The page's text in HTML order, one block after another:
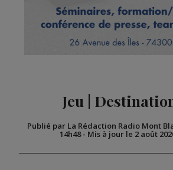
Jeu |
Publié par La Rédaction Radio Mont
14h48- Mis à jour le 2 août